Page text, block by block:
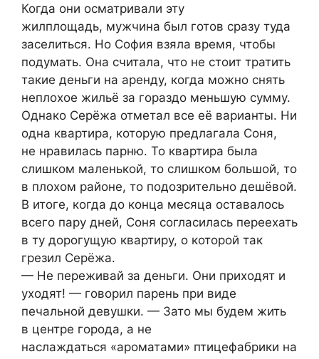
Когда они осматривали эту
жилплощадь, мужчина был готов сразу туда
заселиться. Но София взяла время, чтобы
подумать. Она считала, что не стоит тратить
такие деньги на аренду, когда можно снять
неплохое жильё за гораздо меньшую сумму.
Однако Серёжа отметал все её варианты. Ни
одна квартира, которую предлагала Соня,
не нравилась парню. То квартира была
слишком маленькой, то слишком большой, то
в плохом районе, то подозрительно дешёвой.
В итоге, когда до конца месяца оставалось
всего пару дней, Соня согласилась переехать
в ту дорогущую квартиру, о которой так
грезил Серёжа.
— Не переживай за деньги. Они приходят и
уходят! — говорил парень при виде
печальной девушки. — Зато мы будем жить
в центре города, а не
наслаждаться «ароматами» птицефабрики на